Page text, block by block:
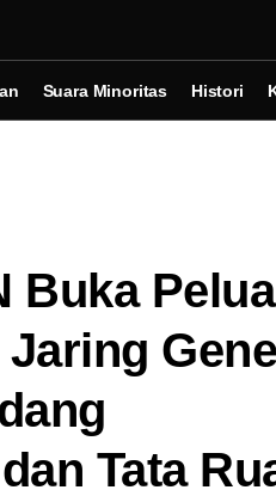
Suara Minoritas Histori
Buka
Tata